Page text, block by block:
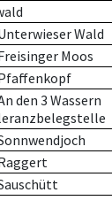
Wald
Moos
den 3 Wassern